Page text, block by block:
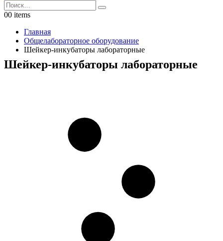
00 items
Главная
Общелабораторное оборудование
Шейкер-инкубаторы лабораторные
Шейкер-инкубаторы лабораторные